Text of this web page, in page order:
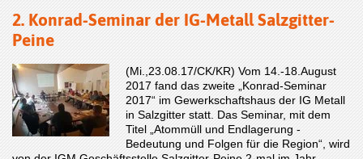
2. Konrad-Seminar der IG-Metall Salzgitter-
Peine
(Mi.,23.08.17/CK/KR) Vom 14.-18.August
2017 fand das zweite „Konrad-Seminar
2017“ im Gewerkschaftshaus der IG Metall
in Salzgitter statt. Das Seminar, mit dem
Titel „Atommüll und Endlagerung -
Bedeutung und Folgen für die Region“, wird